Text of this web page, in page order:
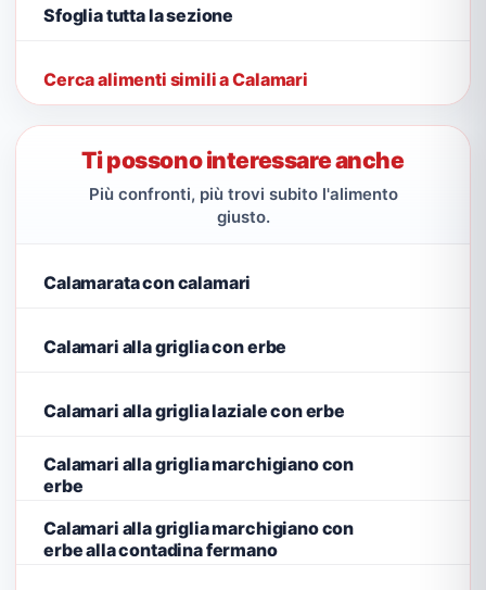
Sfoglia tutta la sezione
Cerca alimenti simili a Calamari
Ti possono interessare anche
Più confronti, più trovi subito l'alimento
giusto.
Calamarata con calamari
Calamari alla griglia con erbe
Calamari alla griglia laziale con erbe
Calamari alla griglia marchigiano con
erbe
Calamari alla griglia marchigiano con
erbe alla contadina fermano